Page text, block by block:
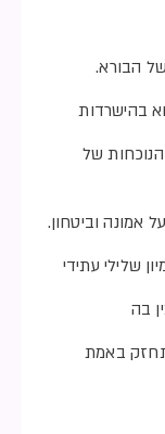
הבורא.
בהישרדות
של
אמונה וביטחון.
שלילי עתידי
בה
באמת